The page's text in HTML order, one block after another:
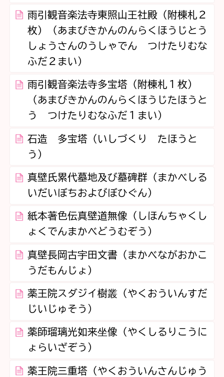
雨引観音楽法寺東照山王社殿（附棟札２
枚）（あまびきかんのんらくほうじとう
しょうさんのうしゃでん つけたりむな
ふだ２まい）
雨引観音楽法寺多宝塔（附棟札１枚）
（あまびきかんのんらくほうじたほうと
う つけたりむなふだ１まい）
石造 多宝塔（いしづくり たほうと
う）
真壁氏累代墓地及び墓碑群（まかべしる
いだいぼちおよびぼひぐん）
紙本著色伝真壁道無像（しほんちゃくし
ょくでんまかべどうむぞう）
真壁長岡古宇田文書（まかべながおかこ
うだもんじょ）
薬王院スダジイ樹叢（やくおういんすだ
じいじゅそう）
薬師瑠璃光如来坐像（やくしるりこうに
ょらいざぞう）
薬王院三重塔（やくおういんさんじゅう